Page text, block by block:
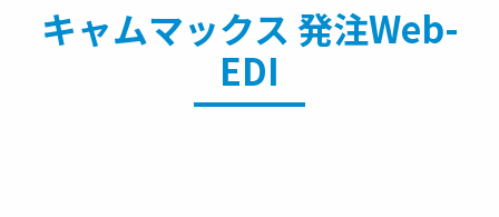
キャムマックス 発注Web-
EDI